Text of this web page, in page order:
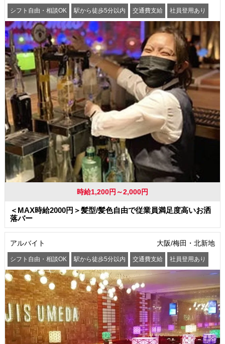
シフト自由・相談OK 駅から徒歩5分以内 交通費支給 社員登用あり
時給1,200円～2,000円
＜MAX時給2000円＞髪型/髪色自由で従業員満足度高いお洒
落バー
アルバイト 大阪/梅田・北新地
シフト自由・相談OK 駅から徒歩5分以内 交通費支給 社員登用あり